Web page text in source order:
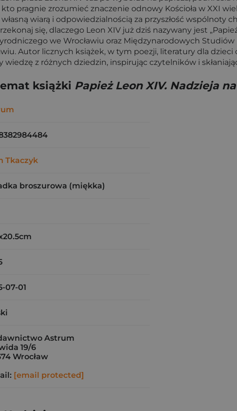
pragnie zrozumieć znaczenie odnowy Kościoła w XXI
wiarą i odpowiedzialnością za przyszłość wspólnoty
się, dlaczego Leon XIV już dziś nazywany jest
we Wrocławiu oraz Międzynarodowych
Autor licznych książek, w tym poezji, literatury dla
wiedzę z różnych dziedzin, inspirując czytelników i
książki Papież Leon XIV. Nadzieja
Tkaczyk
broszurowa (miękka)
07-01
Astrum
19/6
Wrocław
[email protected]